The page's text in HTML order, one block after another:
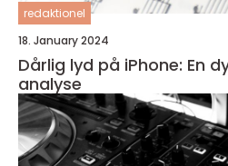
redaktionel
18. January 2024
Dårlig lyd på iPhone: En
analyse